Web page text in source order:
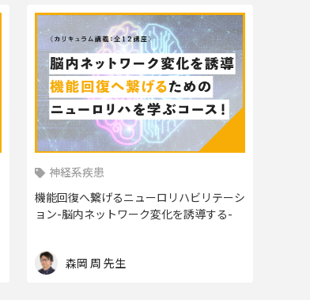
神経系疾患
機能回復へ繋げるニューロリハビリテーシ
ョン-脳内ネットワーク変化を誘導する-
森岡 周 先生